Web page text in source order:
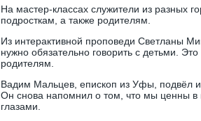
На мастер-классах служители из разных
подросткам, а также родителям.
Из интерактивной проповеди Светланы
нужно обязательно говорить с детьми.
родителям.
Вадим Мальцев, епископ из Уфы, подвёл
Он снова напомнил о том, что мы ценны в
глазами.